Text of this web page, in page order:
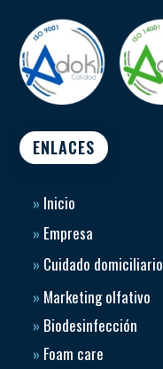
ENLACES
» Inicio
» Empresa
» Cuidado domiciliario
» Marketing olfativo
» Biodesinfección
» Foam care